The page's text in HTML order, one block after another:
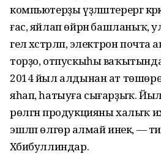
компьютерҙы үҙ­ләш­терергә
ғас, яйлап өйрәнә башланыҡ,
гел хәстәрләп, электрон почта
торҙо, отпускыһы
2014 йыл алдынан ат
яһап, һа­тыуға сығарҙыҡ.
рөлгән продукцияны халыҡ
эшләп өлгөрә алмай инек, —
Хәбибуллиндар.